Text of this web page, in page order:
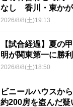
なし 香川・東か
2026/8/8(土)19:13
【試合経過】夏の
明が関東第一に勝利
2026/8/8(土)18:50
ビニールハウスか
約200房を盗んだ